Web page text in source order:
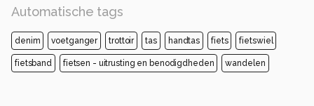
Automatische tags
denim voetganger trottoir tas handtas fiets fietswiel
fietsband fietsen - uitrusting en benodigdheden wandelen